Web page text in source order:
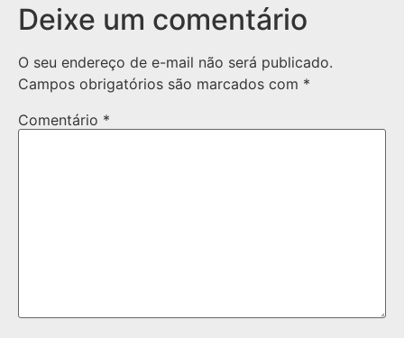
Deixe um comentário
O seu endereço de e-mail não será publicado.
Campos obrigatórios são marcados com *
Comentário *